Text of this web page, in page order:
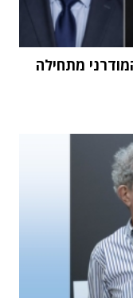
מתחילה